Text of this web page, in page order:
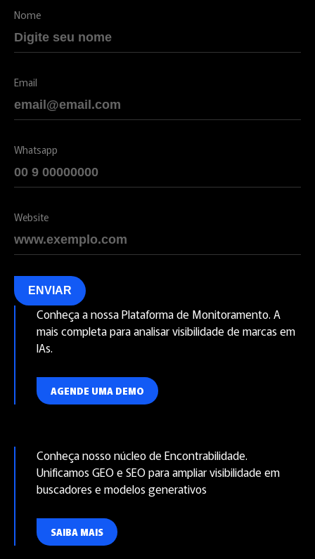
Nome
Email
Whatsapp
Website
ENVIAR
Conheça a nossa Plataforma de Monitoramento. A
mais completa para analisar visibilidade de marcas em
IAs.
AGENDE UMA DEMO
Conheça nosso núcleo de Encontrabilidade.
Unificamos GEO e SEO para ampliar visibilidade em
buscadores e modelos generativos
SAIBA MAIS